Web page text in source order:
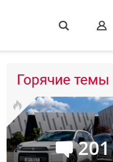
s
Горячие темы
201